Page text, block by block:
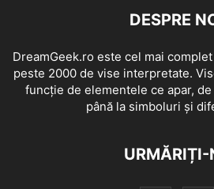
DESPRE
DreamGeek.ro este cel mai
peste 2000 de vise interpretate.
funcție de elementele ce apar,
până la simboluri și
URMĂRIȚI-